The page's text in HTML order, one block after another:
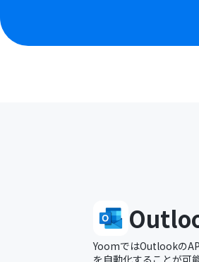
YoomではOutlookの
を自動化することが可